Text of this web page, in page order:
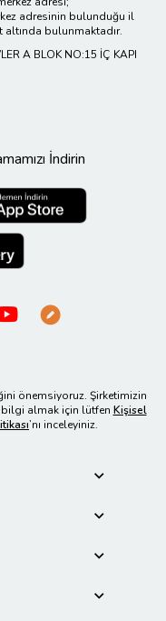
adresinin bulunduğu il
altında bulunmaktadır.
A BLOK NO:15 İÇ KAPI
İndirin
önemsiyoruz. Şirketimizin
bilgi almak için lütfen Kişisel
’nı inceleyiniz.